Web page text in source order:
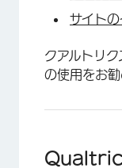
サイト
クアルトリ
の使用をお勧